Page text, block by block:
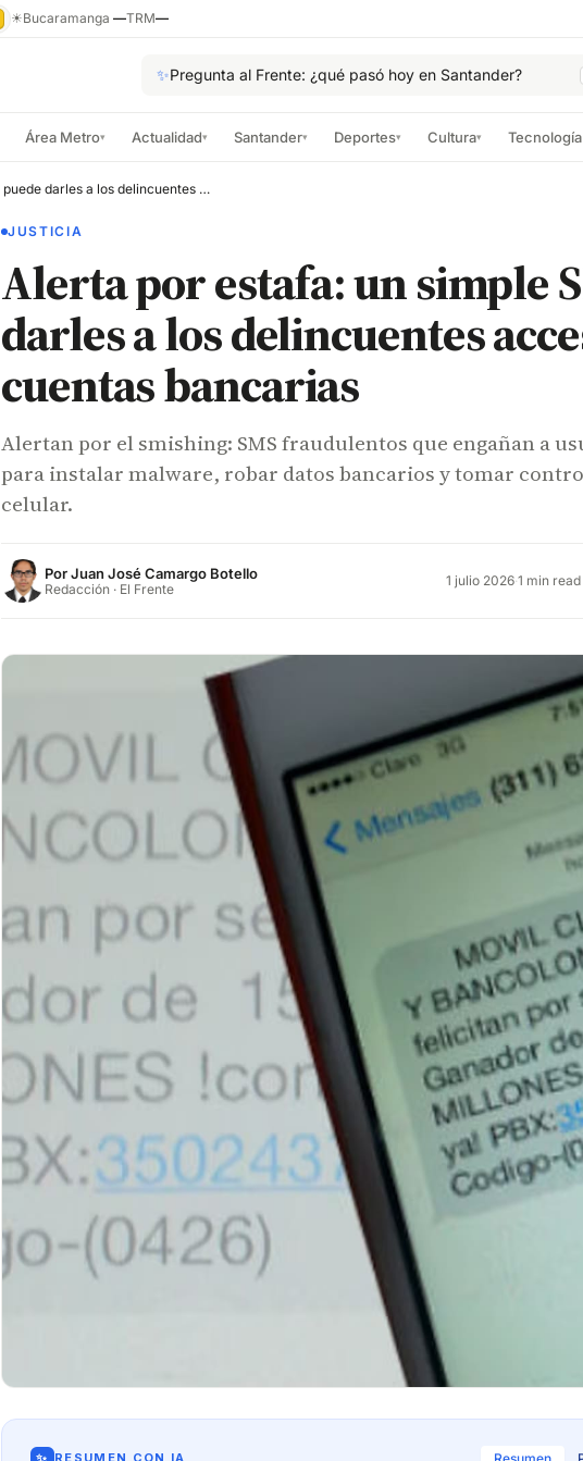
☀Bucaramanga—TRM—
✨Pregunta al Frente: ¿qué pasó hoy en Santander?
Área Metro▾ Actualidad▾ Santander▾ Deportes▾ Cultura▾ Tecnología
Alerta por estafa: un simple SMS puede darles a los delincuentes acceso a sus cuentas bancarias
JUSTICIA
Alerta por estafa: un simple
darles a los delincuentes
cuentas bancarias
Alertan por el smishing: SMS fraudulentos que engañan a
para instalar malware, robar datos bancarios y tomar
celular.
PorJuan José Camargo Botello
Redacción · El Frente 1 julio 2026·1 min
✨ RESUMEN CON IA